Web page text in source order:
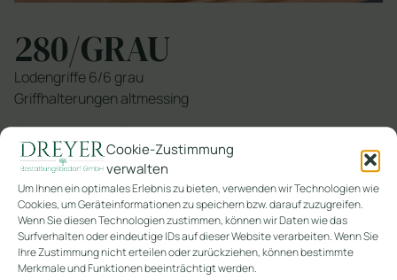
Cookie-Zustimmung
verwalten
Um Ihnen ein optimales Erlebnis zu bieten, verwenden wir Technologien wie
Cookies, um Geräteinformationen zu speichern bzw. darauf zuzugreifen.
Wenn Sie diesen Technologien zustimmen, können wir Daten wie das
Surfverhalten oder eindeutige IDs auf dieser Website verarbeiten. Wenn Sie
Ihre Zustimmung nicht erteilen oder zurückziehen, können bestimmte
Merkmale und Funktionen beeinträchtigt werden.
280/GRAU
Lodengriffe 6/6 grau
Griffhalterungen altmessing
SKU
280/GRAU
Kategorie
Holz
In den Warenkorb